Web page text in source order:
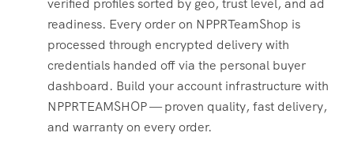
verified profiles sorted by geo, trust level, and ad
readiness. Every order on NPPRTeamShop is
processed through encrypted delivery with
credentials handed off via the personal buyer
dashboard. Build your account infrastructure with
NPPRTEAMSHOP — proven quality, fast delivery,
and warranty on every order.